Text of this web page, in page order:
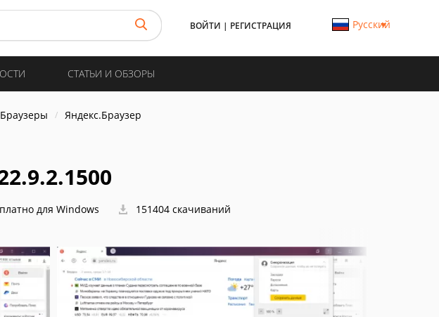
ВОЙТИ | РЕГИСТРАЦИЯ Русский
СТАТЬИ И ОБЗОРЫ
Браузеры Яндекс.Браузер
для Windows 151404 скачиваний